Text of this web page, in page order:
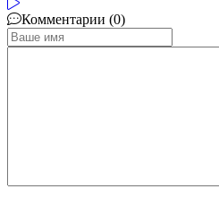
Комментарии (0)